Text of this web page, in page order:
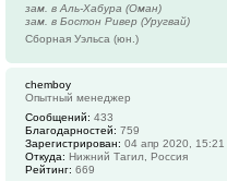
зам. в Аль-Хабура (Оман)
зам. в Бостон Ривер (Уругвай)
Сборная Уэльса (юн.)
chemboy
Опытный менеджер
Сообщений: 433
Благодарностей: 759
Зарегистрирован: 04 апр 2020, 15:21
Откуда: Нижний Тагил, Россия
Рейтинг: 669